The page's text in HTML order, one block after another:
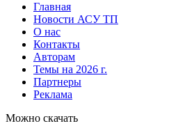
Главная
Новости АСУ ТП
О нас
Контакты
Авторам
Темы на 2026 г.
Партнеры
Реклама
Можно скачать